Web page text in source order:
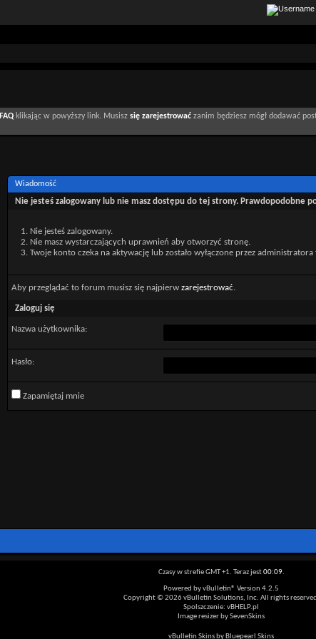
FAQ klikając w powyższy link. Musisz się zarejestrować zanim będziesz mógł dodawać
Wiadomość
Nie jesteś zalogowany lub nie masz dostępu do tej strony. Prawdopodobne
Nie jesteś zalogowany.
Nie masz wystarczających uprawnień aby otworzyć stronę.
Twoje konto czeka na aktywację lub zostało wyłączone przez
Aby przeglądać to forum musisz się najpierw zarejestrować.
Zaloguj się
Nazwa użytkownika:
Hasło:
Zapamiętaj mnie
Czasy w strefie GMT +1. Teraz jest00:09.
Powered by vBulletin® Version 4.2.5
Copyright © 2026 vBulletin Solutions, Inc. All rights
Spolszczenie: vBHELP.pl
Image resizer by SevenSkins
vBulletin Skins by Bluepearl Skins